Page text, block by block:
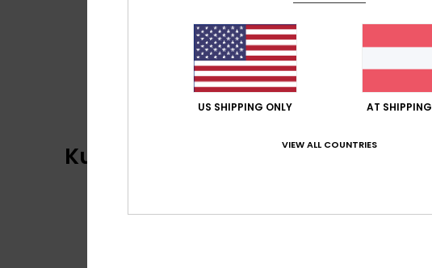
Kundenbewertungen
US SHIPPING ONLY AT
VIEW ALL COUNTRIES